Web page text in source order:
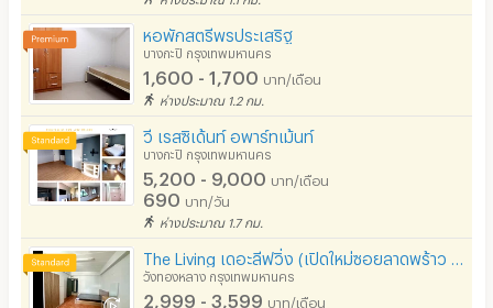
หอพักสตรีพรประเสริฐ
บางกะปิ กรุงเทพมหานคร
1,600 - 1,700 บาท/เดือน
ห่างประมาณ 1.2 กม.
วี เรสซิเด้นท์ อพาร์ทเม้นท์
บางกะปิ กรุงเทพมหานคร
5,200 - 9,000 บาท/เดือน
690 บาท/วัน
ห่างประมาณ 1.7 กม.
วังทองหลาง กรุงเทพมหานคร
2,999 - 3,599 บาท/เดือน